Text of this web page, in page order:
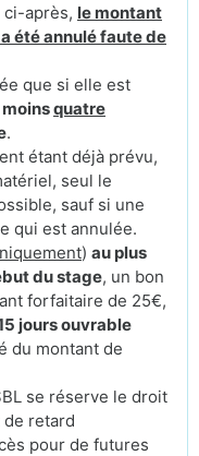
après, le montant
été annulé faute de
que si elle est
quatre
.
étant déjà prévu,
seul le
sauf si une
qui est annulée.
) au plus
du stage, un bon
forfaitaire de 25€,
jours ouvrable
du montant de
se réserve le droit
retard
pour de futures